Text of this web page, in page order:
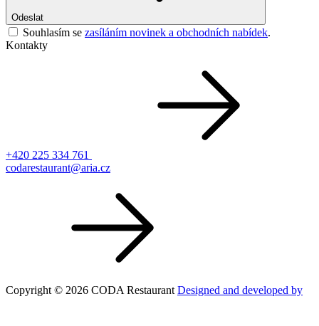
Odeslat
Souhlasím se zasíláním novinek a obchodních nabídek.
Kontakty
+420 225 334 761
codarestaurant@aria.cz
Copyright © 2026 CODA Restaurant Designed and developed by